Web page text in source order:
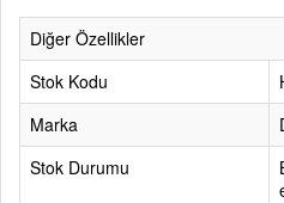
Diğer Özellikler
Stok Kodu
Marka
Stok Durumu